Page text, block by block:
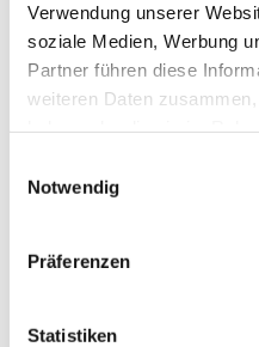
Verwendung unserer
soziale Medien, Werbung
Partner führen diese
weiteren Daten
Notwendig
Präferenzen
Statistiken